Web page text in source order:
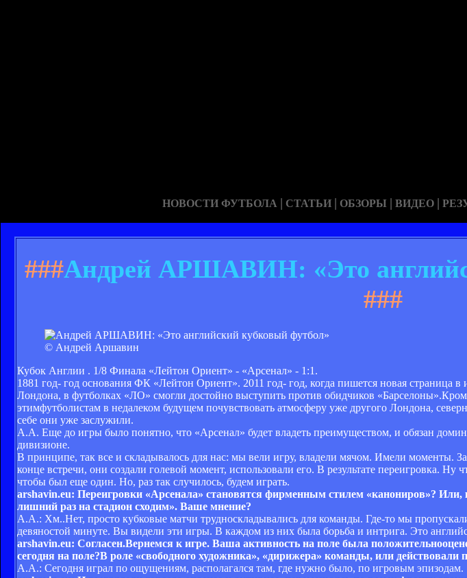
НОВОСТИ ФУТБОЛА | СТАТЬИ | ОБЗОРЫ | ВИДЕО |
###Андрей АРШАВИН: «Это
###
© Андрей Аршавин
Кубок Англии . 1/8 Финала «Лейтон Ориент» - «Арсенал» - 1:1.
1881 год- год основания ФК «Лейтон Ориент». 2011 год- год, когда пишется новая страница в
Лондона, в футболках «ЛО» смогли достойно выступить против обидчиков
этимфутболистам в недалеком будущем почувствовать атмосферу уже другого Лондона,
себе они уже заслужили.
А.А. Еще до игры было понятно, что «Арсенал» будет владеть преимуществом, и обязан
дивизионе.
В принципе, так все и складывалось для нас: мы вели игру, владели мячом. Имели моменты.
конце встречи, они создали голевой момент, использовали его. В результате переигровка.
чтобы был еще один. Но, раз так случилось, будем играть.
arshavin.eu: Переигровки «Арсенала» становятся фирменным стилем «канониров»?
лишний раз на стадион сходим». Ваше мнение?
А.А.: Хм..Нет, просто кубковые матчи трудноскладывались для команды. Где-то мы
девяностой минуте. Вы видели эти игры. В каждом из них была борьба и интрига. Это
arshavin.eu: Согласен.Вернемся к игре. Ваша активность на поле была
сегодня на поле?В роле «свободного художника», «дирижера» команды, или действовали
А.А.: Сегодня играл по ощущениям, располагался там, где нужно было, по игровым эпизодам.